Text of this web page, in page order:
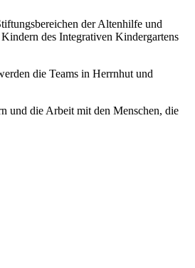
der Altenhilfe und
des Integrativen Kindergartens
die Teams in Herrnhut und
und die Arbeit mit den Menschen, die